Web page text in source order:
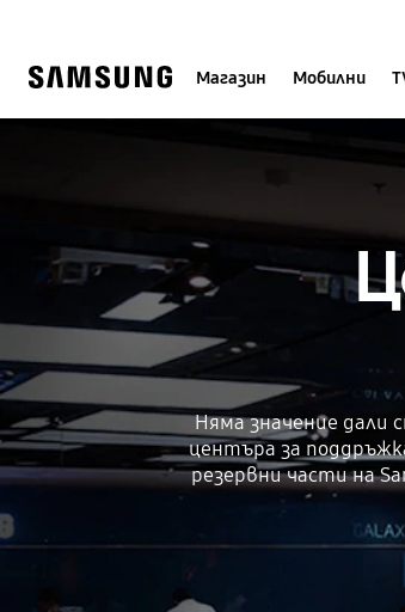
Магазин Мобилни
Няма значение дали
центъра за
резервни части на